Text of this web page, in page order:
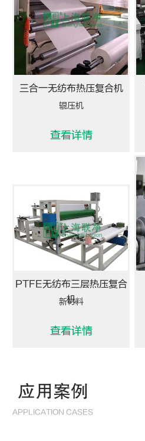
三合一无纺布热压复合机
辊压机
查看详情
PTFE无纺布三层热压复合
机
新材料
查看详情
应用案例
APPLICATION CASES